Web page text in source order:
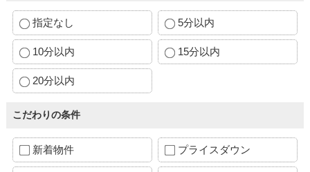
指定なし 5分以内
10分以内 15分以内
20分以内
こだわりの条件
新着物件 プライスダウン